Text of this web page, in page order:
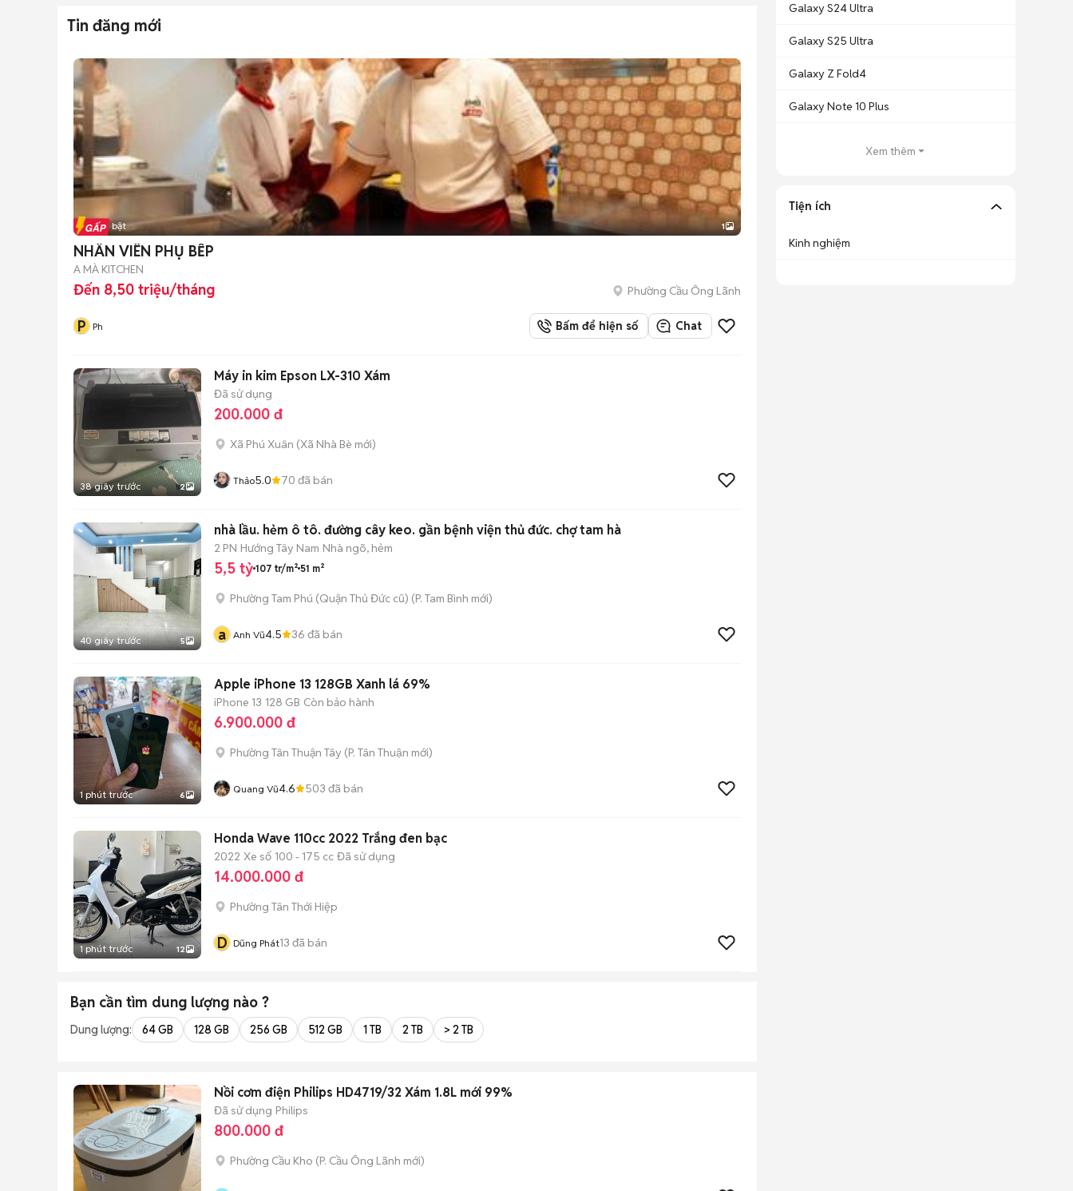
Tin đăng mới
Tin nổi bật 1
NHÂN VIÊN PHỤ BẾP
A MÀ KITCHEN
Đến 8,50 triệu/tháng Phường Cầu Ông Lãnh
P Ph Bấm để hiện số Chat
38 giây trước 2
Máy in kim Epson LX-310 Xám
Đã sử dụng
200.000 đ
Xã Phú Xuân (Xã Nhà Bè mới)
Thảo5.0 70 đã bán
40 giây trước 5
nhà lầu. hẻm ô tô. đường cây keo. gần bệnh viện thủ đức. chợ tam hà
2 PN Hướng Tây Nam Nhà ngõ, hẻm
5,5 tỷ 107 tr/m² 51 m²
Phường Tam Phú (Quận Thủ Đức cũ) (P. Tam Bình mới)
a Anh Vũ4.5 36 đã bán
1 phút trước 6
Apple iPhone 13 128GB Xanh lá 69%
iPhone 13 128 GB Còn bảo hành
6.900.000 đ
Phường Tân Thuận Tây (P. Tân Thuận mới)
Quang Vũ4.6 503 đã bán
1 phút trước 12
Honda Wave 110cc 2022 Trắng đen bạc
2022 Xe số 100 - 175 cc Đã sử dụng
14.000.000 đ
Phường Tân Thới Hiệp
D Dũng Phát13 đã bán
Bạn cần tìm dung lượng nào ?
Dung lượng: 64 GB 128 GB 256 GB 512 GB 1 TB 2 TB > 2 TB
Nồi cơm điện Philips HD4719/32 Xám 1.8L mới 99%
Đã sử dụng Philips
800.000 đ
Phường Cầu Kho (P. Cầu Ông Lãnh mới)
Galaxy S24 Ultra
Galaxy S25 Ultra
Galaxy Z Fold4
Galaxy Note 10 Plus
Xem thêm
Tiện ích
Kinh nghiệm